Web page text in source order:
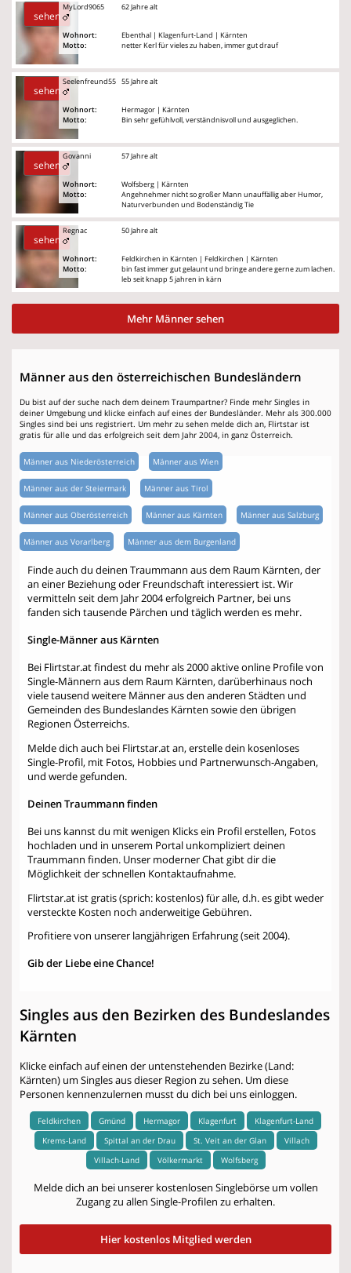
sehen
MyLord9065
Wohnort:
Motto:
62 Jahre alt
Ebenthal | Klagenfurt-Land | Kärnten
netter Kerl für vieles zu haben, immer gut drauf
sehen
Seelenfreund55
Wohnort:
Motto:
55 Jahre alt
Hermagor | Kärnten
Bin sehr gefühlvoll, verständnisvoll und ausgeglichen.
sehen
Govanni
Wohnort:
Motto:
57 Jahre alt
Wolfsberg | Kärnten
Angehnehmer nicht so großer Mann unauffällig aber Humor,
Naturverbunden und Bodenständig Tie
sehen
Regnac
Wohnort:
Motto:
50 Jahre alt
Feldkirchen in Kärnten | Feldkirchen | Kärnten
bin fast immer gut gelaunt und bringe andere gerne zum lachen.
leb seit knapp 5 jahren in kärn
Mehr Männer sehen
Männer aus den österreichischen Bundesländern
Du bist auf der suche nach dem deinem Traumpartner? Finde mehr Singles in
deiner Umgebung und klicke einfach auf eines der Bundesländer. Mehr als 300.000
Singles sind bei uns registriert. Um mehr zu sehen melde dich an, Flirtstar ist
gratis für alle und das erfolgreich seit dem Jahr 2004, in ganz Österreich.
Männer aus Niederösterreich Männer aus Wien
Männer aus der Steiermark Männer aus Tirol
Männer aus Oberösterreich Männer aus Kärnten Männer aus Salzburg
Männer aus Vorarlberg Männer aus dem Burgenland
Finde auch du deinen Traummann aus dem Raum Kärnten, der
an einer Beziehung oder Freundschaft interessiert ist. Wir
vermitteln seit dem Jahr 2004 erfolgreich Partner, bei uns
fanden sich tausende Pärchen und täglich werden es mehr.
Single-Männer aus Kärnten
Bei Flirtstar.at findest du mehr als 2000 aktive online Profile von
Single-Männern aus dem Raum Kärnten, darüberhinaus noch
viele tausend weitere Männer aus den anderen Städten und
Gemeinden des Bundeslandes Kärnten sowie den übrigen
Regionen Österreichs.
Melde dich auch bei Flirtstar.at an, erstelle dein kosenloses
Single-Profil, mit Fotos, Hobbies und Partnerwunsch-Angaben,
und werde gefunden.
Deinen Traummann finden
Bei uns kannst du mit wenigen Klicks ein Profil erstellen, Fotos
hochladen und in unserem Portal unkompliziert deinen
Traummann finden. Unser moderner Chat gibt dir die
Möglichkeit der schnellen Kontaktaufnahme.
Flirtstar.at ist gratis (sprich: kostenlos) für alle, d.h. es gibt weder
versteckte Kosten noch anderweitige Gebühren.
Profitiere von unserer langjährigen Erfahrung (seit 2004).
Gib der Liebe eine Chance!
Singles aus den Bezirken des Bundeslandes
Kärnten
Klicke einfach auf einen der untenstehenden Bezirke (Land:
Kärnten) um Singles aus dieser Region zu sehen. Um diese
Personen kennenzulernen musst du dich bei uns einloggen.
Feldkirchen Gmünd Hermagor Klagenfurt
Klagenfurt-Land
Krems-Land
Spittal an der Drau St. Veit an der Glan
Villach
Villach-Land
Völkermarkt Wolfsberg
Melde dich an bei unserer kostenlosen Singlebörse um vollen
Zugang zu allen Single-Profilen zu erhalten.
Hier kostenlos Mitglied werden